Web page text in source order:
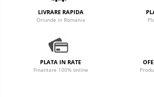
LIVRARE RAPIDA
Oriunde in Romania
PLATA IN RATE
Finantare 100% online